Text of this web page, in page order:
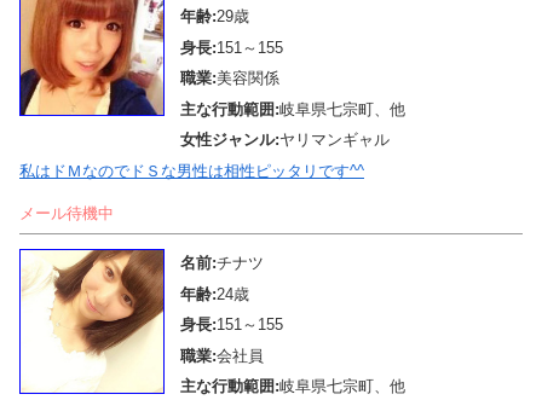
年齢:29歳
身長:151～155
職業:美容関係
主な行動範囲:岐阜県七宗町、他
女性ジャンル:ヤリマンギャル
私はドＭなのでドＳな男性は相性ピッタリです^^
メール待機中
名前:チナツ
年齢:24歳
身長:151～155
職業:会社員
主な行動範囲:岐阜県七宗町、他